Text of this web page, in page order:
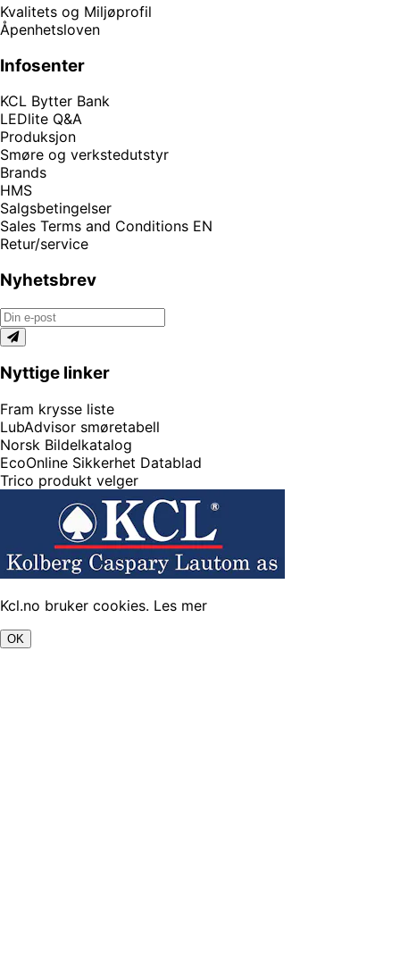
Kvalitets og Miljøprofil
Åpenhetsloven
Infosenter
KCL Bytter Bank
LEDlite Q&A
Produksjon
Smøre og verkstedutstyr
Brands
HMS
Salgsbetingelser
Sales Terms and Conditions EN
Retur/service
Nyhetsbrev
Nyttige linker
Fram krysse liste
LubAdvisor smøretabell
Norsk Bildelkatalog
EcoOnline Sikkerhet Datablad
Trico produkt velger
Kcl.no bruker cookies. Les mer
OK